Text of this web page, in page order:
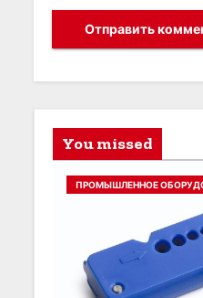
You missed
ПРОМЫШЛЕННОЕ